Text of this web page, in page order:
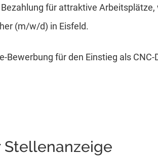
für attraktive
(m/w/d) in Eisfeld.
Bewerbung für den Einstieg als